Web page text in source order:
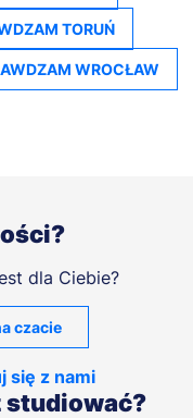
TORUŃ
WROCŁAW
dla Ciebie?
czacie
się z nami
studiować?